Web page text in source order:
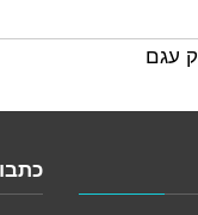
עגם